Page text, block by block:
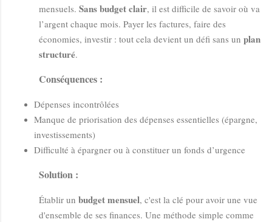
mensuels. Sans budget clair, il est difficile de savoir où va
l’argent chaque mois. Payer les factures, faire des
économies, investir : tout cela devient un défi sans un plan
structuré.
Conséquences :
Dépenses incontrôlées
Manque de priorisation des dépenses essentielles (épargne,
investissements)
Difficulté à épargner ou à constituer un fonds d’urgence
Solution :
Établir un budget mensuel, c'est la clé pour avoir une vue
d'ensemble de ses finances. Une méthode simple comme